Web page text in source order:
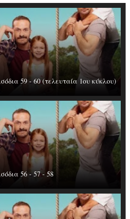
59 - 60 (τελευταία 1ου κύκλου)
56 - 57 - 58